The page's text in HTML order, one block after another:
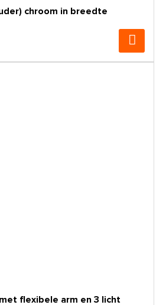
chroom in breedte
flexibele arm en 3 licht